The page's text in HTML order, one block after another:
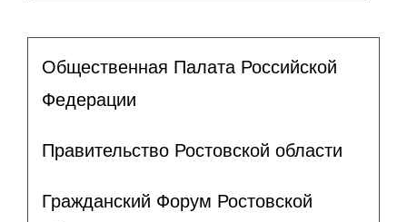
Общественная Палата Российской
Федерации
Правительство Ростовской области
Гражданский Форум Ростовской